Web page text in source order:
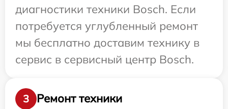
диагностики техники Bosch. Если
потребуется углубленный ремонт
мы бесплатно доставим технику в
сервис в сервисный центр Bosch.
3 Ремонт техники